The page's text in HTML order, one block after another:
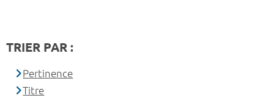
TRIER PAR :
Pertinence
Titre